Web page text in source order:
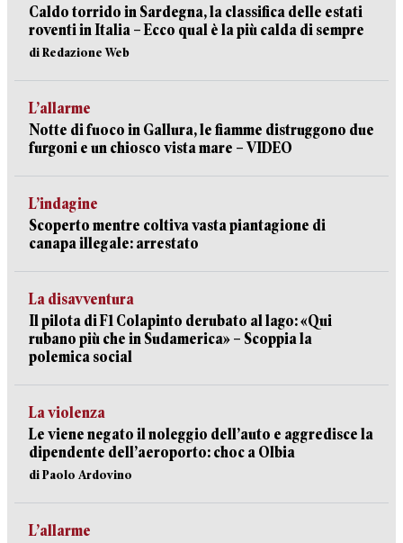
Caldo torrido in Sardegna, la classifica delle estati
roventi in Italia – Ecco qual è la più calda di sempre
di Redazione Web
L’allarme
Notte di fuoco in Gallura, le fiamme distruggono due
furgoni e un chiosco vista mare – VIDEO
L’indagine
Scoperto mentre coltiva vasta piantagione di
canapa illegale: arrestato
La disavventura
Il pilota di F1 Colapinto derubato al lago: «Qui
rubano più che in Sudamerica» – Scoppia la
polemica social
La violenza
Le viene negato il noleggio dell’auto e aggredisce la
dipendente dell’aeroporto: choc a Olbia
di Paolo Ardovino
L’allarme